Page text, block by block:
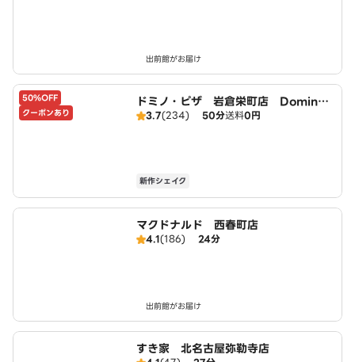
出前館がお届け
50%OFF
クーポンあり
ドミノ・ピザ 岩倉栄町店 Domin
o's3.7(234) 50分送料0円
新作シェイク
マクドナルド 西春町店
4.1(186) 24分
出前館がお届け
すき家 北名古屋弥勒寺店